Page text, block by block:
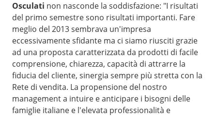
Osculati non nasconde la soddisfazione: "I risultati
del primo semestre sono risultati importanti. Fare
meglio del 2013 sembrava un'impresa
eccessivamente sfidante ma ci siamo riusciti grazie
ad una proposta caratterizzata da prodotti di facile
comprensione, chiarezza, capacità di attrarre la
fiducia del cliente, sinergia sempre più stretta con la
Rete di vendita. La propensione del nostro
management a intuire e anticipare i bisogni delle
famiglie italiane e l'elevata professionalità e